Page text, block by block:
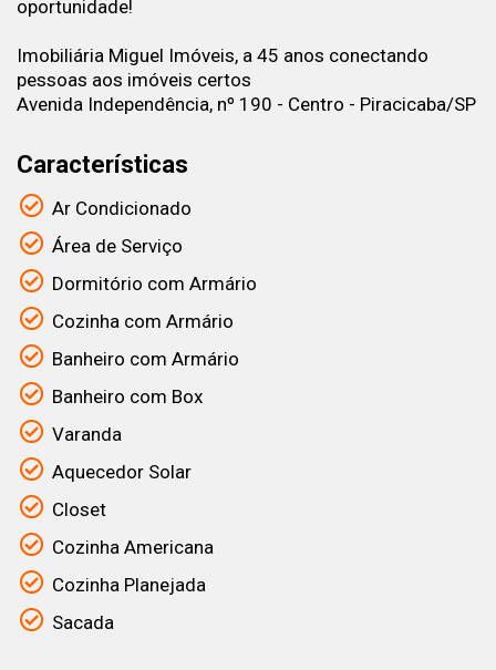
oportunidade!
Imobiliária Miguel Imóveis, a 45 anos conectando
pessoas aos imóveis certos
Avenida Independência, nº 190 - Centro - Piracicaba/SP
Características
Ar Condicionado
Área de Serviço
Dormitório com Armário
Cozinha com Armário
Banheiro com Armário
Banheiro com Box
Varanda
Aquecedor Solar
Closet
Cozinha Americana
Cozinha Planejada
Sacada